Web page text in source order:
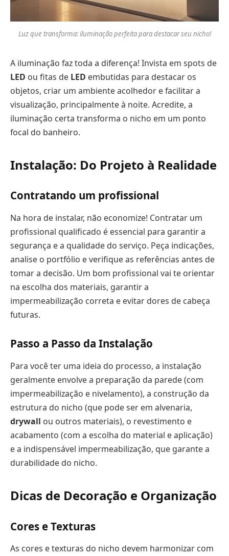
Luz que transforma: iluminação perfeita para destacar seu nicho!
A iluminação faz toda a diferença! Invista em spots de
LED ou fitas de LED embutidas para destacar os
objetos, criar um ambiente acolhedor e facilitar a
visualização, principalmente à noite. Acredite, a
iluminação certa transforma o nicho em um ponto
focal do banheiro.
Instalação: Do Projeto à Realidade
Contratando um profissional
Na hora de instalar, não economize! Contratar um
profissional qualificado é essencial para garantir a
segurança e a qualidade do serviço. Peça indicações,
analise o portfólio e verifique as referências antes de
tomar a decisão. Um bom profissional vai te orientar
na escolha dos materiais, garantir a
impermeabilização correta e evitar dores de cabeça
futuras.
Passo a Passo da Instalação
Para você ter uma ideia do processo, a instalação
geralmente envolve a preparação da parede (com
impermeabilização e nivelamento), a construção da
estrutura do nicho (que pode ser em alvenaria,
drywall ou outros materiais), o revestimento e
acabamento (com a escolha do material e aplicação)
e a indispensável impermeabilização, que garante a
durabilidade do nicho.
Dicas de Decoração e Organização
Cores e Texturas
As cores e texturas do nicho devem harmonizar com